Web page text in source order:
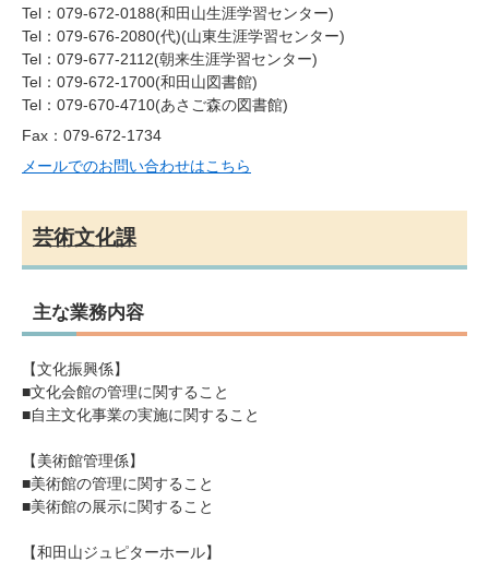
Tel：079-672-0188 和田山生涯学習センター
Tel：079-676-2080(代) 山東生涯学習センター
Tel：079-677-2112 朝来生涯学習センター
Tel：079-672-1700 和田山図書館
Tel：079-670-4710 あさご森の図書館
Fax：079-672-1734
メールでのお問い合わせはこちら
芸術文化課
主な業務内容
【文化振興係】
■文化会館の管理に関すること
■自主文化事業の実施に関すること
【美術館管理係】
■美術館の管理に関すること
■美術館の展示に関すること
【和田山ジュピターホール】